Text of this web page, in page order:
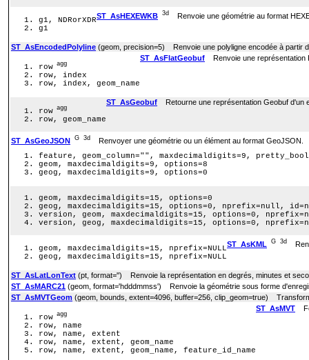
ST_AsHEXEWKB 3d Renvoie une géométrie au format
g1, NDRorXDR
g1
ST_AsEncodedPolyline (geom, precision=5) Renvoie une polyligne encodée à partir
ST_AsFlatGeobuf Renvoie une représentation
row agg
row, index
row, index, geom_name
ST_AsGeobuf Retourne une représentation Geobuf d'un
row agg
row, geom_name
ST_AsGeoJSON G 3d Renvoyer une géométrie ou un élément au format GeoJSON.
feature, geom_column="", maxdecimaldigits=9,
geom, maxdecimaldigits=9, options=8
geog, maxdecimaldigits=9, options=0
geom, maxdecimaldigits=15, options=0
geog, maxdecimaldigits=15, options=0, nprefix=null,
version, geom, maxdecimaldigits=15, options=0,
version, geog, maxdecimaldigits=15, options=0,
ST_AsKML G 3d
geom, maxdecimaldigits=15, nprefix=NULL
geog, maxdecimaldigits=15, nprefix=NULL
ST_AsLatLonText (pt, format='') Renvoie la représentation en degrés, minutes et
ST_AsMARC21 (geom, format='hdddmmss') Renvoie la géométrie sous forme
ST_AsMVTGeom (geom, bounds, extent=4096, buffer=256, clip_geom=true)
ST_AsMVT
row agg
row, name
row, name, extent
row, name, extent, geom_name
row, name, extent, geom_name, feature_id_name